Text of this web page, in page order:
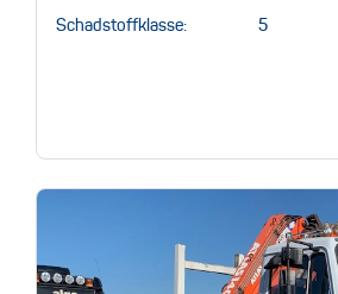
Schadstoffklasse: 5